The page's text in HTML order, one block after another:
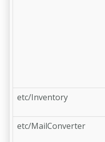
etc/Inventory
etc/MailConverter